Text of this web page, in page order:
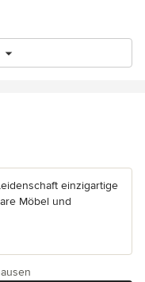
Sternen
einzigartige
Möbel und